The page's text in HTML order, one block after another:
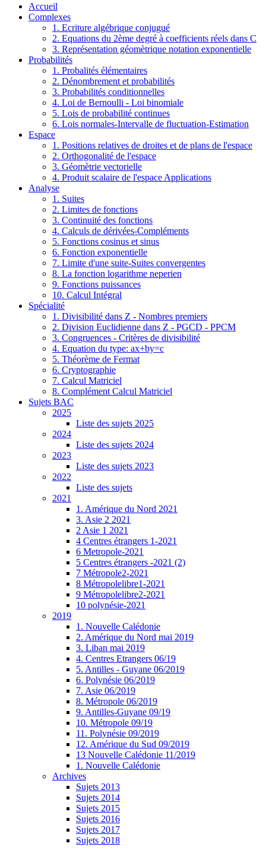
Accueil
Complexes
1. Ecriture algébrique conjugué
2. Equations du 2ème degré à coefficients réels dans C
3. Représentation géomètrique notation exponentielle
Probabilités
1. Probalités élémentaires
2. Dénombrement et probabilités
3. Probabilités conditionnelles
4. Loi de Bernoulli - Loi binomiale
5. Lois de probabilité continues
6. Lois normales-Intervalle de fluctuation-Estimation
Espace
1. Positions relatives de droites et de plans de l'espace
2. Orthogonalité de l'espace
3. Géomètrie vectorielle
4. Produit scalaire de l'espace Applications
Analyse
1. Suites
2. Limites de fonctions
3. Continuité des fonctions
4. Calculs de dérivées-Compléments
5. Fonctions cosinus et sinus
6. Fonction exponentielle
7. Limite d'une suite-Suites convergentes
8. La fonction logarithme neperien
9. Fonctions puissances
10. Calcul Intégral
Spécialité
1. Divisibilité dans Z - Nombres premiers
2. Division Euclidienne dans Z - PGCD - PPCM
3. Congruences - Critères de divisibilité
4. Equation du type: ax+by=c
5. Théorème de Fermat
6. Cryptographie
7. Calcul Matriciel
8. Complément Calcul Matriciel
Sujets BAC
2025
Liste des sujets 2025
2024
Liste des sujets 2024
2023
Liste des sujets 2023
2022
Liste des sujets
2021
1. Amérique du Nord 2021
3. Asie 2 2021
2 Asie 1 2021
4 Centres étrangers 1-2021
6 Metropole-2021
5 Centres étrangers -2021 (2)
7 Métropole2-2021
8 Métropolelibre1-2021
9 Métropolelibre2-2021
10 polynésie-2021
2019
1. Nouvelle Calédonie
2. Amérique du Nord mai 2019
3. Liban mai 2019
4. Centres Etrangers 06/19
5. Antilles - Guyane 06/2019
6. Polynésie 06/2019
7. Asie 06/2019
8. Métropole 06/2019
9. Antilles-Guyane 09/19
10. Métropole 09/19
11. Polynésie 09/2019
12. Amérique du Sud 09/2019
13 Nouvelle Calédonie 11/2019
1. Nouvelle Calédonie
Archives
Sujets 2013
Sujets 2014
Sujets 2015
Sujets 2016
Sujets 2017
Sujets 2018